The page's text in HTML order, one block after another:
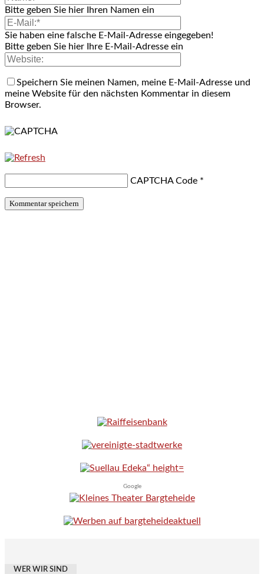
Bitte geben Sie hier Ihren Namen ein
Sie haben eine falsche E-Mail-Adresse eingegeben!
Bitte geben Sie hier Ihre E-Mail-Adresse ein
Speichern Sie meinen Namen, meine E-Mail-Adresse und
meine Website für den nächsten Kommentar in diesem
Browser.
CAPTCHA Code *
Google
WER WIR SIND